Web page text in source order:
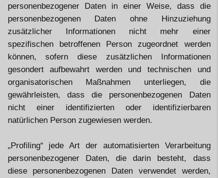
personenbezogener Daten in einer Weise, dass die
personenbezogenen Daten ohne Hinzuziehung
zusätzlicher Informationen nicht mehr einer
spezifischen betroffenen Person zugeordnet werden
können, sofern diese zusätzlichen Informationen
gesondert aufbewahrt werden und technischen und
organisatorischen Maßnahmen unterliegen, die
gewährleisten, dass die personenbezogenen Daten
nicht einer identifizierten oder identifizierbaren
natürlichen Person zugewiesen werden.
„Profiling“ jede Art der automatisierten Verarbeitung
personenbezogener Daten, die darin besteht, dass
diese personenbezogenen Daten verwendet werden,